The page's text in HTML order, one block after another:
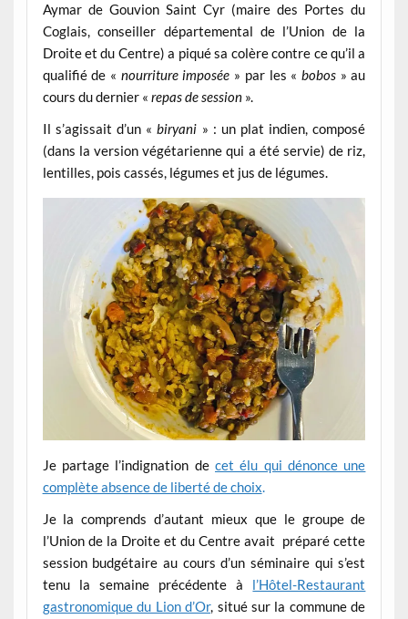
Aymar de Gouvion Saint Cyr (maire des Portes du
Coglais, conseiller départemental de l’Union de la
Droite et du Centre) a piqué sa colère contre ce qu’il a
qualifié de « nourriture imposée » par les «bobos » au
cours du dernier « repas de session».
Il s’agissait d’un «biryani » : un plat indien, composé
(dans la version végétarienne qui a été servie) de riz,
lentilles, pois cassés, légumes et jus de légumes.
Je partage l’indignation de cet élu qui dénonce une
complète absence de liberté de choix.
Je la comprends d’autant mieux que le groupe de
l’Union de la Droite et du Centre avait préparé cette
session budgétaire au cours d’un séminaire qui s’est
tenu la semaine précédente à l’Hôtel-Restaurant
gastronomique du Lion d’Or, situé sur la commune de